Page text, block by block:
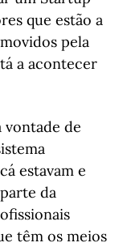
que estão a
pela
a acontecer
vontade de
estavam e
da
têm os meios